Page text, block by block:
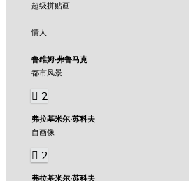
超级拼贴画
情人
鲁维姆·弗鲁马克
都市风景
2
弗拉基米尔·苏科夫
自画像
2
弗拉基米尔·苏科夫